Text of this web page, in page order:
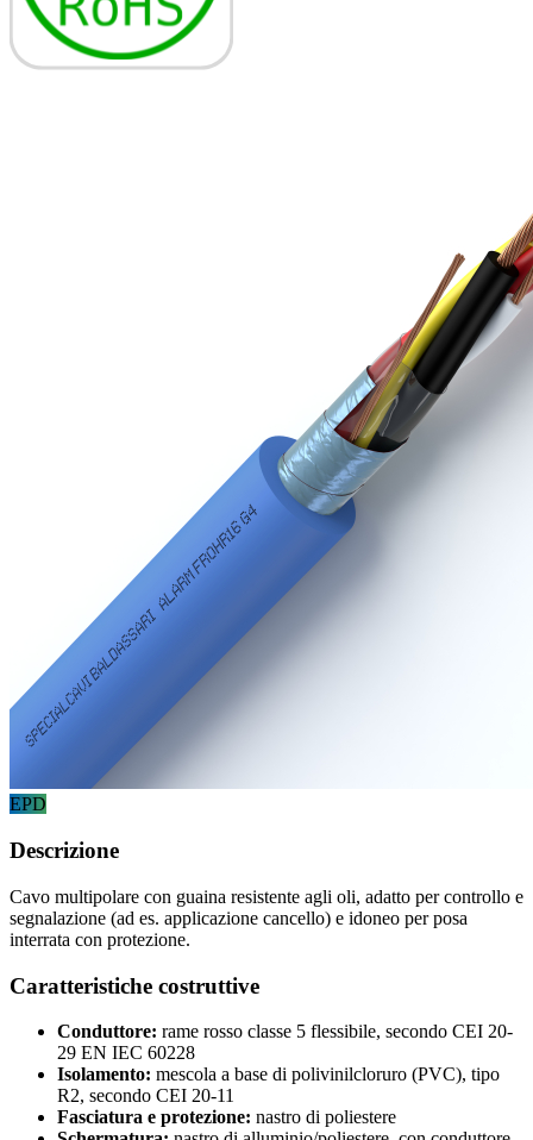
EPD
Descrizione
Cavo multipolare con guaina resistente agli oli, adatto per controllo e
segnalazione (ad es. applicazione cancello) e idoneo per posa
interrata con protezione.
Caratteristiche costruttive
Conduttore: rame rosso classe 5 flessibile, secondo CEI 20-
29 EN IEC 60228
Isolamento: mescola a base di polivinilcloruro (PVC), tipo
R2, secondo CEI 20-11
Fasciatura e protezione: nastro di poliestere